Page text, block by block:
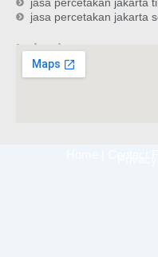
jasa percetakan jakarta
Lokasi